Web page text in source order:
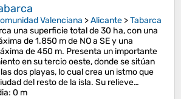
Valenciana >Alicante >Tabarca
una superficie total de 30 ha, con una
de 1.850 m de NO a SE y una
de 450 m.​ Presenta un importante
en su tercio oeste, donde se sitúan
dos playas, lo cual crea un istmo que
del resto de la isla.​ Su relieve…
: 0 m